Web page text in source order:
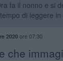
fa il nonno e si
di leggere in
2020ore 07:30
che